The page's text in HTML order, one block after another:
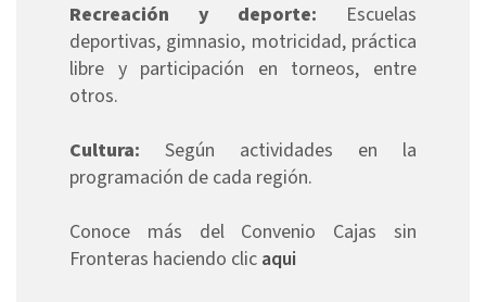
Recreación y deporte: Escuelas
deportivas, gimnasio, motricidad, práctica
libre y participación en torneos, entre
otros.
Cultura: Según actividades en la
programación de cada región.
Conoce más del Convenio Cajas sin
Fronteras haciendo clic aqui